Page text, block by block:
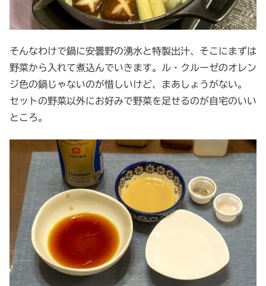
そんなわけで鍋に安曇野の湧水と特製出汁、そこにまずは
野菜から入れて煮込んでいきます。ル・クルーゼのオレン
ジ色の鍋じゃないのが惜しいけど、まあしょうがない。
セットの野菜以外にお好みで野菜を足せるのが自宅のいい
ところ。